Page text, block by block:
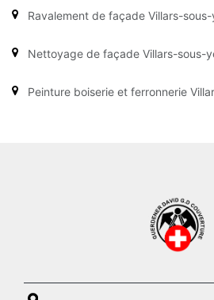
Ravalement de façade Villars-
Nettoyage de façade Villars-sous-
Peinture boiserie et ferronnerie